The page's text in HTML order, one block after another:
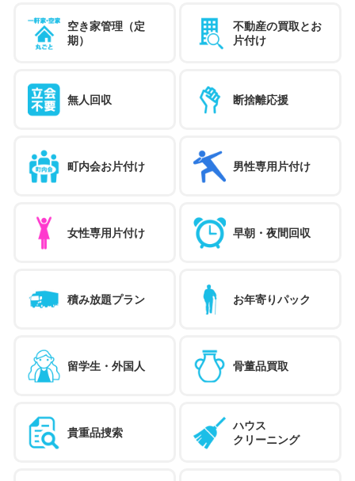
空き家管理（定
期）
不動産の買取とお
片付け
無人回収 断捨離応援
町内会お片付け 男性専用片付け
女性専用片付け 早朝・夜間回収
積み放題プラン お年寄りパック
留学生・外国人 骨董品買取
貴重品捜索
ハウス
クリーニング